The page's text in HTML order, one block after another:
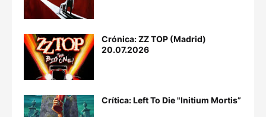
Crónica: ZZ TOP (Madrid)
20.07.2026
Crítica: Left To Die "Initium Mortis”